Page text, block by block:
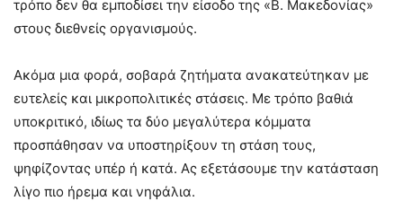
τρόπο δεν θα εμποδίσει την είσοδο της «Β. Μακεδονίας»
στους διεθνείς οργανισμούς.
Ακόμα μια φορά, σοβαρά ζητήματα ανακατεύτηκαν με
ευτελείς και μικροπολιτικές στάσεις. Με τρόπο βαθιά
υποκριτικό, ιδίως τα δύο μεγαλύτερα κόμματα
προσπάθησαν να υποστηρίξουν τη στάση τους,
ψηφίζοντας υπέρ ή κατά. Ας εξετάσουμε την κατάσταση
λίγο πιο ήρεμα και νηφάλια.